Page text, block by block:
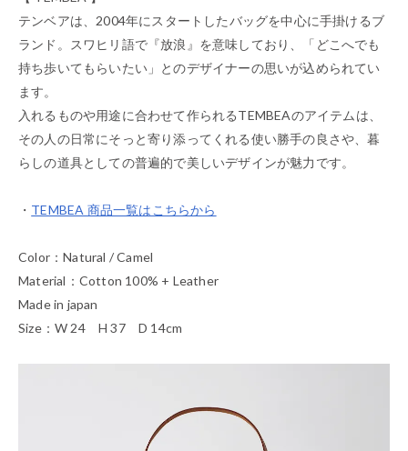
テンベアは、2004年にスタートしたバッグを中心に手掛けるブ
ランド。スワヒリ語で『放浪』を意味しており、「どこへでも
持ち歩いてもらいたい」とのデザイナーの思いが込められてい
ます。
入れるものや用途に合わせて作られるTEMBEAのアイテムは、
その人の日常にそっと寄り添ってくれる使い勝手の良さや、暮
らしの道具としての普遍的で美しいデザインが魅力です。
・ TEMBEA 商品一覧はこちらから
Color：Natural / Camel
Material：Cotton 100% + Leather
Made in japan
Size：W 24 H 37 D 14cm